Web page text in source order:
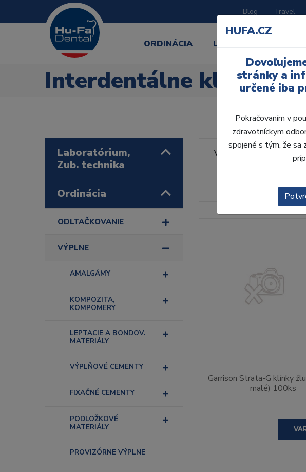
Blog Travel
ORDINÁCIA LABORATÓRIUM
Interdentálne klínky
Laboratórium,
Zub. technika
Ordinácia
ODLTAČKOVANIE
VÝPLNE
AMALGÁMY
KOMPOZITA,
KOMPOMERY
LEPTACIE A BONDOV.
MATERIÁLY
VÝPLŇOVÉ CEMENTY
FIXAČNÉ CEMENTY
PODLOŽKOVÉ
MATERIÁLY
PROVIZÓRNE VÝPLNE
Výrobca:
Radenie
Garrison Strata-G klínky
malé) 100ks
HUFA.CZ
stránky a
určené iba
Pokračovaním v
zdravotníckym
spojené s tým, že sa